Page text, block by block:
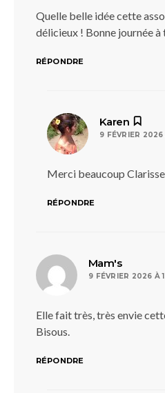
Quelle belle idée cette
délicieux ! Bonne journée à
RÉPONDRE
Karen
9 FÉVRIER
Merci beaucoup
RÉPONDRE
Mam'sdit :
9 FÉVRIER 2026 À
Elle fait très, très envie
Bisous.
RÉPONDRE